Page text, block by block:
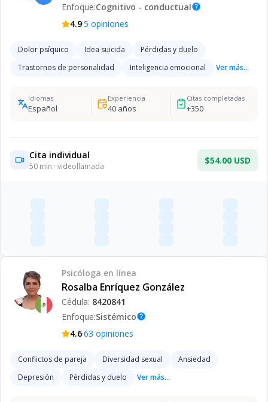
Enfoque:Cognitivo - conductualhelp
4.9·5 opiniones
Dolor psíquico Idea suicida
Pérdidas y duelo
Trastornos de personalidad
Inteligencia emocional Ver más...
Idiomas
Español
Experiencia
40años
Citas completadas
+350
Cita individual
50 min · videollamada
$54.00 USD
Psicóloga en línea
Rosalba Enríquez González
Cédula: 8420841
Enfoque:Sistémicohelp
4.6·63 opiniones
Conflictos de pareja Diversidad sexual
Ansiedad
Depresión
Pérdidas y duelo Ver más...